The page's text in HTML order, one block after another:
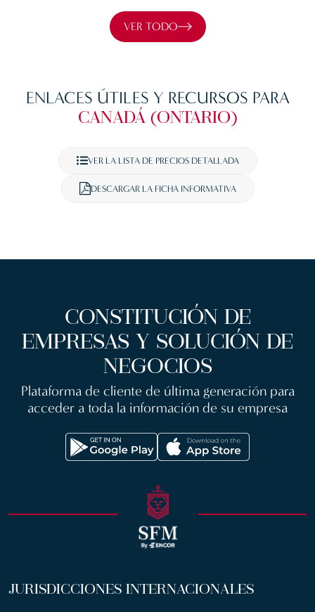
VER TODO
ENLACES ÚTILES Y RECURSOS PARA
CANADÁ (ONTARIO)
VER LA LISTA DE PRECIOS DETALLADA
DESCARGAR LA FICHA INFORMATIVA
CONSTITUCIÓN DE
EMPRESAS Y SOLUCIÓN DE
NEGOCIOS
Plataforma de cliente de última generación para
acceder a toda la información de su empresa
JURISDICCIONES INTERNACIONALES